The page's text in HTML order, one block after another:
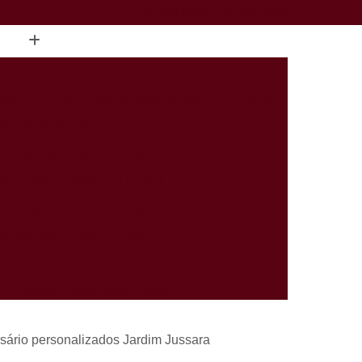
Perto de Mim Heliópolis
personalizados Jardim Jussara